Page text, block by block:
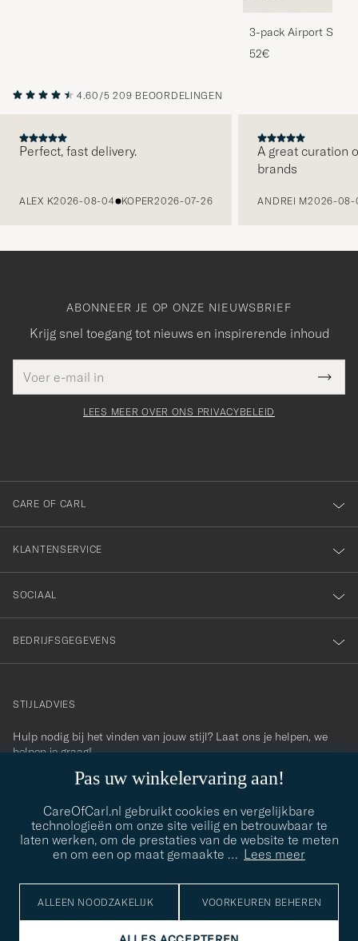
3-pack Airport
Melange
52€
4.60/5 209 BEOORDELINGEN
Perfect, fast delivery.
ALEX K2026-08-04 KOPER2026-07-26
A great curation
brands
ANDREI M2026-08-
Pas uw winkelervaring aan!
CareOfCarl.nl gebruikt cookies en vergelijkbare
technologieën om onze site veilig en betrouwbaar te
laten werken, om de prestaties van de website te meten
en om een op maat gemaakte … Lees meer
ALLEEN NOODZAKELIJK VOORKEUREN BEHEREN
ABONNEER JE OP ONZE NIEUWSBRIEF
Krijg snel toegang tot nieuws en inspirerende inhoud
mailadres
veldBedankt
voor
onze
nieuwsbrief!
LEES MEER OVER ONS PRIVACYBELEID
CARE OF CARL
KLANTENSERVICE
SOCIAAL
BEDRIJFSGEGEVENS
contact@careofcarl.com
STIJLADVIES
Hulp nodig bij het vinden van jouw stijl? Laat ons je helpen, we
helpen je graag!
STIJLADVIES
© Care of Carl 2026